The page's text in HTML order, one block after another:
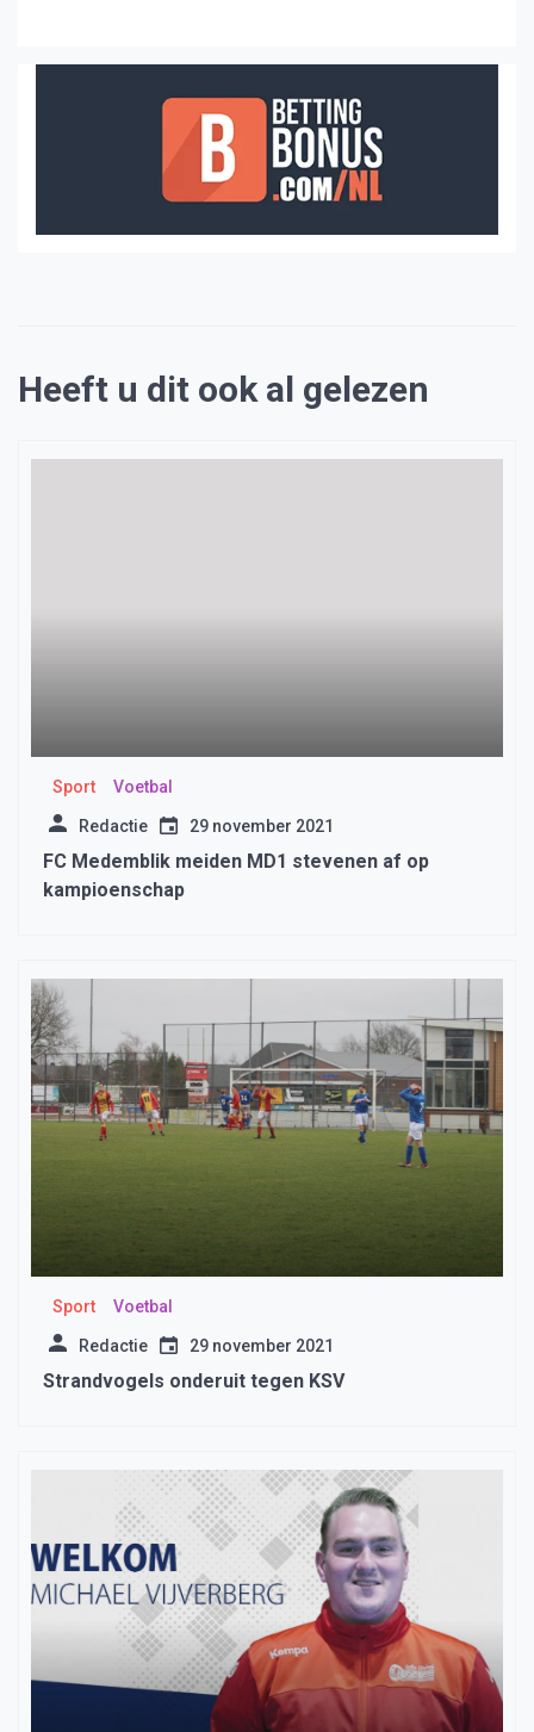
Heeft u dit ook al gelezen
Sport Voetbal
Redactie 29 november 2021
FC Medemblik meiden MD1 stevenen af op
kampioenschap
Sport Voetbal
Redactie 29 november 2021
Strandvogels onderuit tegen KSV